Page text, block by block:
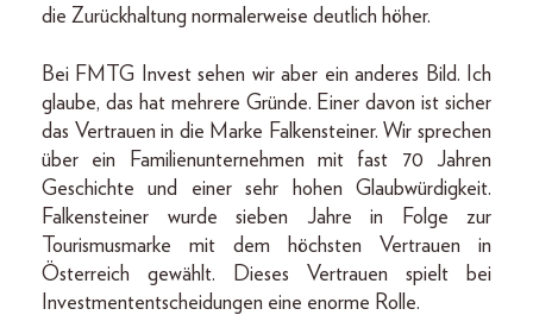
die Zurückhaltung normalerweise deutlich höher.
Bei FMTG Invest sehen wir aber ein anderes Bild. Ich
glaube, das hat mehrere Gründe. Einer davon ist sicher
das Vertrauen in die Marke Falkensteiner. Wir sprechen
über ein Familienunternehmen mit fast 70 Jahren
Geschichte und einer sehr hohen Glaubwürdigkeit.
Falkensteiner wurde sieben Jahre in Folge zur
Tourismusmarke mit dem höchsten Vertrauen in
Österreich gewählt. Dieses Vertrauen spielt bei
Investmententscheidungen eine enorme Rolle.